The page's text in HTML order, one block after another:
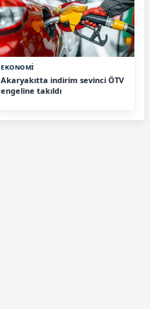
EKONOMİ
Akaryakıtta indirim sevinci ÖTV
engeline takıldı